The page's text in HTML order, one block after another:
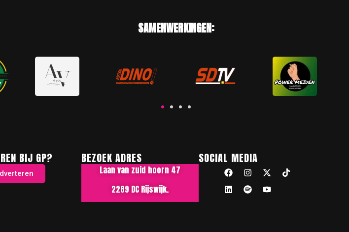
SAMENWERKINGEN:
BIJ GP? BEZOEK ADRES
Laan van zuid hoorn 47
2289 DC Rijswijk.
SOCIAL MEDIA